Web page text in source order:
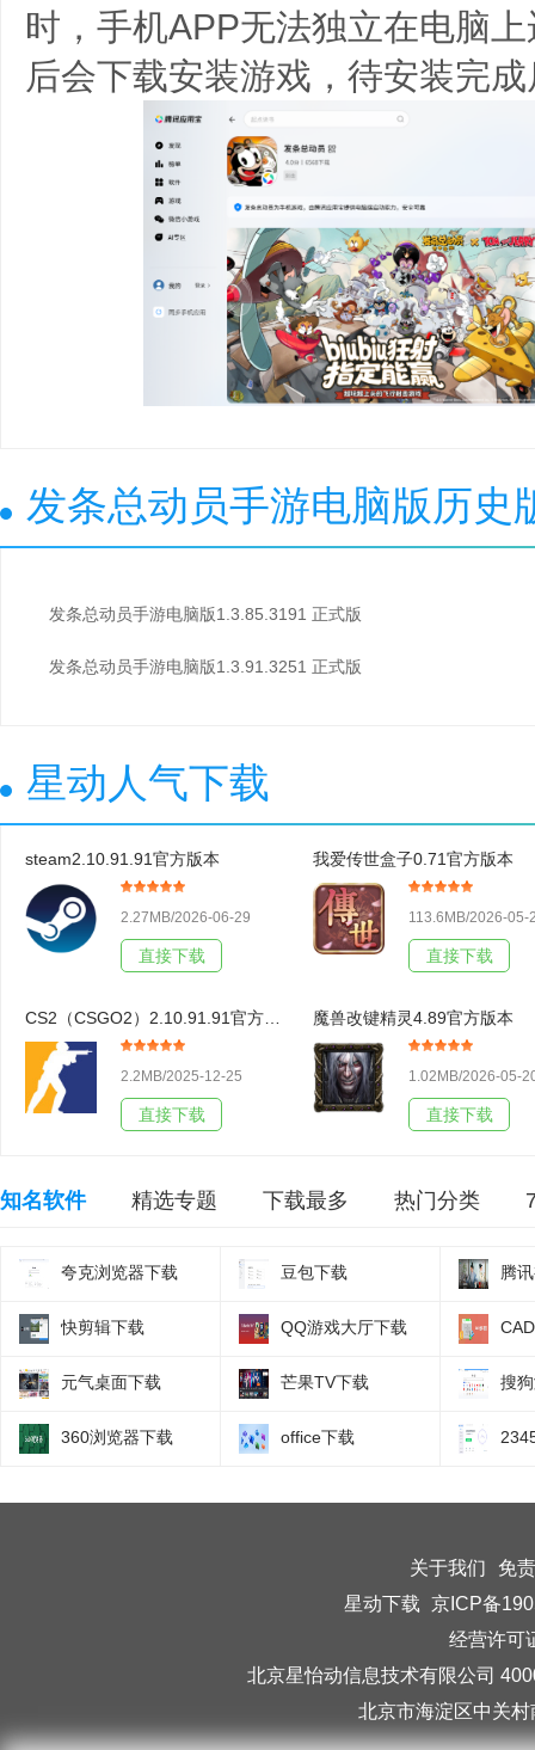
时，手机APP无法独立在电脑
后会下载安装游戏，待安装完
发条总动员手游电脑版历史
发条总动员手游电脑版1.3.85.3191 正式版
发条总动员手游电脑版1.3.91.3251 正式版
星动人气下载
steam2.10.91.91官方版本
2.27MB/2026-06-29
直接下载
我爱传世盒子0.71官方版本
113.6MB/2026-05-
直接下载
2.2MB/2025-12-25
直接下载
魔兽改键精灵4.89官方版本
1.02MB/2026-05-
直接下载
知名软件 精选专题 下载最多 热门分类
夸克浏览器下载 豆包下载 腾
快剪辑下载 QQ游戏大厅下载
元气桌面下载 芒果TV下载 搜
360浏览器下载 office下载
关于我们
免
星动下载 京ICP备
经营许可
北京星怡动信息技术有限公司
北京市海淀区中关